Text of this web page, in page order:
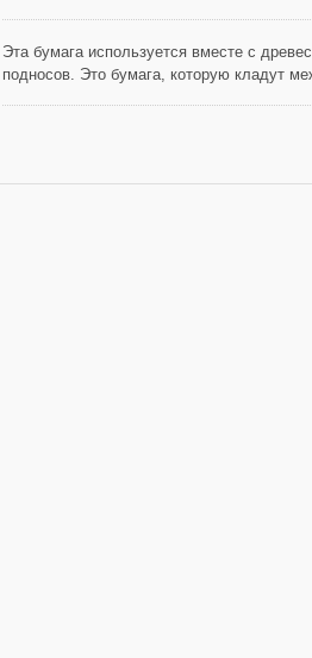
Эта бумага используется вместе с
подносов. Это бумага, которую кладут
сертификат на использование